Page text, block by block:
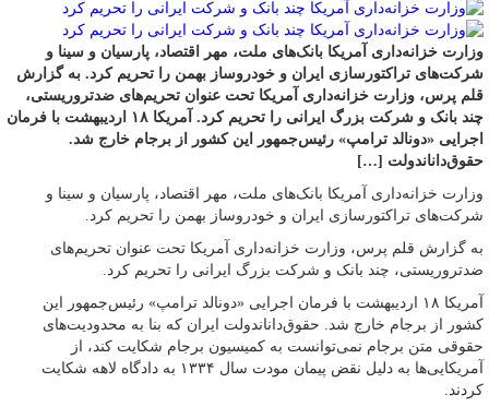
وزارت خزانه‌داری آمریکا بانک‌های ملت، مهر اقتصاد، پارسیان و سینا و
شرکت‌های تراکتورسازی ایران و خودروساز بهمن را تحریم کرد. به گزارش
قلم پرس، وزارت خزانه‌داری آمریکا تحت عنوان تحریم‌های ضدتروریستی،
چند بانک و شرکت بزرگ ایرانی را تحریم کرد. آمریکا ۱۸ اردیبهشت با فرمان
اجرایی «دونالد ترامپ» رئیس‌جمهور این کشور از برجام خارج شد.
حقوق‌داناندولت […]
وزارت خزانه‌داری آمریکا بانک‌های ملت، مهر اقتصاد، پارسیان و سینا و
شرکت‌های تراکتورسازی ایران و خودروساز بهمن را تحریم کرد.
به گزارش قلم پرس، وزارت خزانه‌داری آمریکا تحت عنوان تحریم‌های
ضدتروریستی، چند بانک و شرکت بزرگ ایرانی را تحریم کرد.
آمریکا ۱۸ اردیبهشت با فرمان اجرایی «دونالد
ترامپ» رئیس‌جمهور این
کشور از برجام خارج شد. حقوق‌داناندولت ایران که بنا به محدودیت‌های
حقوقی متن برجام نمی‌توانست به کمیسیون برجام شکایت کند، از
آمریکایی‌ها به دلیل نقض پیمان مودت سال ۱۳۳۴ به دادگاه لاهه شکایت
کردند.